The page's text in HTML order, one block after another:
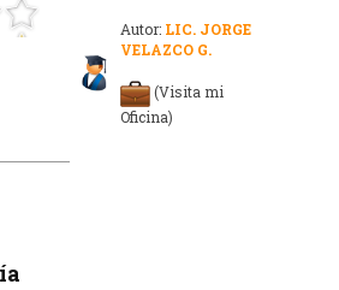
Autor: LIC. JORGE
VELAZCO G.
(Visita mi
Oficina)